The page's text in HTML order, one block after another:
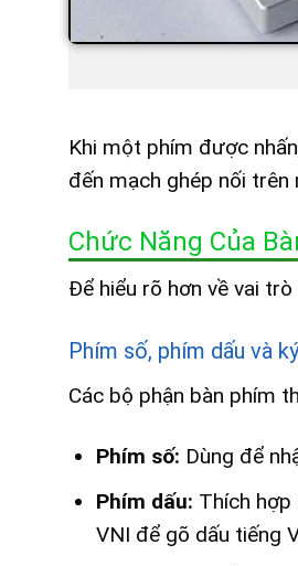
Khi một phím được
đến mạch ghép nối trên
Chức Năng Của
Để hiểu rõ hơn về vai
Phím số, phím dấu và
Các bộ phận bàn phím
Phím số: Dùng để
Phím dấu: Thích hợp
VNI để gõ dấu tiếng